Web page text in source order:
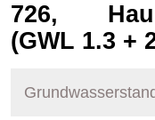
726,
(GWL 1.3 +